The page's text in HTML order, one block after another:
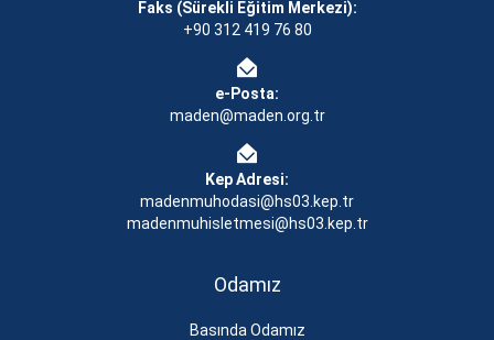
Faks (Sürekli Eğitim Merkezi):
+90 312 419 76 80
e-Posta:
maden@maden.org.tr
Kep Adresi:
madenmuhodasi@hs03.kep.tr
madenmuhisletmesi@hs03.kep.tr
Odamız
Basında Odamız